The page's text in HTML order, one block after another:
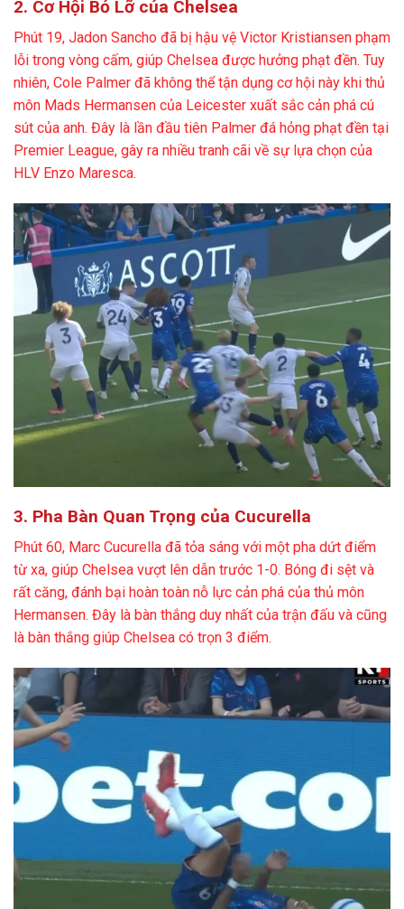
2. Cơ Hội Bỏ Lỡ của Chelsea
Phút 19, Jadon Sancho đã bị hậu vệ Victor Kristiansen phạm
lỗi trong vòng cấm, giúp Chelsea được hưởng phạt đền. Tuy
nhiên, Cole Palmer đã không thể tận dụng cơ hội này khi thủ
môn Mads Hermansen của Leicester xuất sắc cản phá cú
sút của anh. Đây là lần đầu tiên Palmer đá hỏng phạt đền tại
Premier League, gây ra nhiều tranh cãi về sự lựa chọn của
HLV Enzo Maresca.
3. Pha Bàn Quan Trọng của Cucurella
Phút 60, Marc Cucurella đã tỏa sáng với một pha dứt điểm
từ xa, giúp Chelsea vượt lên dẫn trước 1-0. Bóng đi sệt và
rất căng, đánh bại hoàn toàn nỗ lực cản phá của thủ môn
Hermansen. Đây là bàn thắng duy nhất của trận đấu và cũng
là bàn thắng giúp Chelsea có trọn 3 điểm.